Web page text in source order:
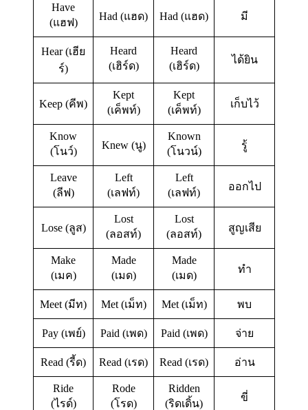
Have
(แฮฟ)
Had (แฮด) Had (แฮด) มี
Hear (เฮีย
ร์)
Heard
(เฮิร์ด)
Heard
(เฮิร์ด)
ได้ยิน
Keep (คีพ)
Kept
(เค็พท์)
Kept
(เค็พท์)
เก็บไว้
Know
(โนว์)
Knew (นู)
Known
(โนวน์)
รู้
Leave
(ลีฟ)
Left
(เลฟท์)
Left
(เลฟท์)
ออกไป
Lose (ลูส)
Lost
(ลอสท์)
Lost
(ลอสท์)
สูญเสีย
Make
(เมค)
Made
(เมด)
Made
(เมด)
ทำ
Meet (มีท) Met (เม็ท) Met (เม็ท) พบ
Pay (เพย์) Paid (เพด) Paid (เพด) จ่าย
Read (รี้ด) Read (เรด) Read (เรด) อ่าน
Ride
(ไรด์)
Rode
(โรด)
Ridden
(ริดเดิ้น)
ขี่